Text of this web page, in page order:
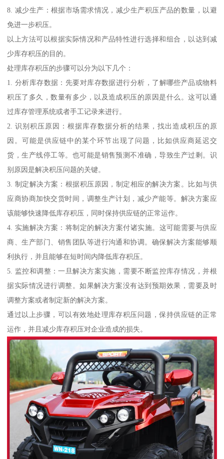
8. 减少生产：根据市场需求情况，减少生产积压产品的数量，以避
免进一步积压。
以上方法可以根据实际情况和产品特性进行选择和组合，以达到减
少库存积压的目的。
处理库存积压的步骤可以分为以下几个：
1. 分析库存数据：先要对库存数据进行分析，了解哪些产品或物料
积压了多久，数量有多少，以及造成积压的原因是什么。这可以通
过库存管理系统或者手工记录来进行。
2. 识别积压原因：根据库存数据分析的结果，找出造成积压的原
因。可能是供应链中的某个环节出现了问题，比如供应商延迟交
货，生产线停工等。也可能是销售预测不准确，导致生产过剩。识
别原因是解决积压问题的关键。
3. 制定解决方案：根据积压原因，制定相应的解决方案。比如与供
应商协商加快交货时间，调整生产计划，减少产能等。解决方案应
该能够快速降低库存积压，同时保持供应链的正常运作。
4. 实施解决方案：将制定的解决方案付诸实施。这可能需要与供应
商、生产部门、销售团队等进行沟通和协调。确保解决方案能够顺
利执行，并且能够在短时间内降低库存积压。
5. 监控和调整：一旦解决方案实施，需要不断监控库存情况，并根
据实际情况进行调整。如果解决方案没有达到预期效果，需要及时
调整方案或者制定新的解决方案。
通过以上步骤，可以有效地处理库存积压问题，保持供应链的正常
运作，并且减少库存积压对企业造成的损失。